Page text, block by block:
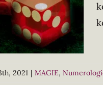
2021 | MAGIE,